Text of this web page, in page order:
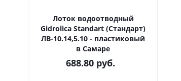
Лоток водоотводный
Gidrolica Standart (Стандарт)
ЛВ-10.14,5.10 - пластиковый
в Самаре
688.80руб.